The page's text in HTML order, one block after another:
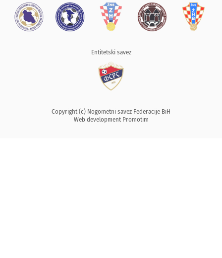
Entitetski savez
Copyright (c) Nogometni savez Federacije BiH
Web development Promotim